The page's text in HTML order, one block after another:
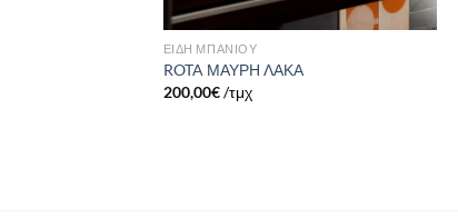
ΕΙΔΗ ΜΠΑΝΙΟΥ
ROTA ΜΑΥΡΗ ΛΑΚΑ
200,00€/τμχ